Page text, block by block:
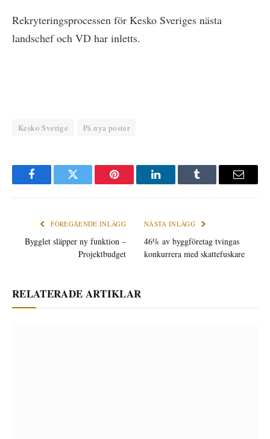
Rekryteringsprocessen för Kesko Sveriges nästa
landschef och VD har inletts.
Kesko Sverige På nya poster
FacebookTwitter Pinterest LinkedInTumblr
E-
FÖREGÅENDE INLÄGG
Bygglet släpper ny funktion –
Projektbudget
NÄSTA INLÄGG
46% av byggföretag tvingas
konkurrera med skattefuskare
RELATERADE ARTIKLAR